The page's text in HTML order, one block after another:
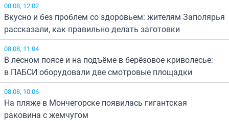
08.08, 12:02
Вкусно и без проблем со здоровьем: жителям Заполярья
рассказали, как правильно делать заготовки
08.08, 11:04
В лесном поясе и на подъёме в берёзовое криволесье:
в ПАБСИ оборудовали две смотровые площадки
08.08, 10:06
На пляже в Мончегорске появилась гигантская
раковина с жемчугом